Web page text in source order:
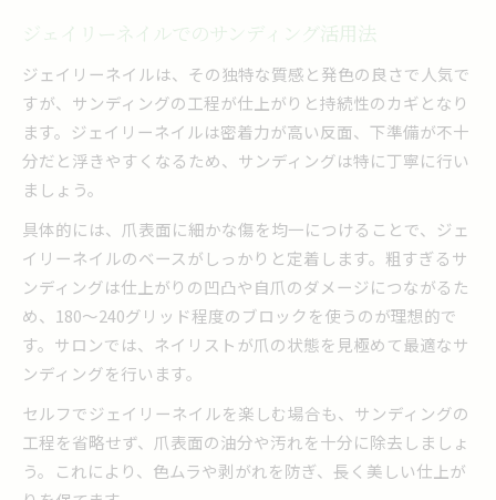
ジェイリーネイルでのサンディング活用法
ジェイリーネイルは、その独特な質感と発色の良さで人気で
すが、サンディングの工程が仕上がりと持続性のカギとなり
ます。ジェイリーネイルは密着力が高い反面、下準備が不十
分だと浮きやすくなるため、サンディングは特に丁寧に行い
ましょう。
具体的には、爪表面に細かな傷を均一につけることで、ジェ
イリーネイルのベースがしっかりと定着します。粗すぎるサ
ンディングは仕上がりの凹凸や自爪のダメージにつながるた
め、180～240グリッド程度のブロックを使うのが理想的で
す。サロンでは、ネイリストが爪の状態を見極めて最適なサ
ンディングを行います。
セルフでジェイリーネイルを楽しむ場合も、サンディングの
工程を省略せず、爪表面の油分や汚れを十分に除去しましょ
う。これにより、色ムラや剥がれを防ぎ、長く美しい仕上が